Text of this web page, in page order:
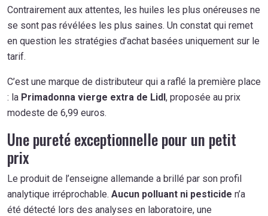
Contrairement aux attentes, les huiles les plus onéreuses ne
se sont pas révélées les plus saines. Un constat qui remet
en question les stratégies d’achat basées uniquement sur le
tarif.
C’est une marque de distributeur qui a raflé la première place
: la Primadonna vierge extra de Lidl, proposée au prix
modeste de 6,99 euros.
Une pureté exceptionnelle pour un petit
prix
Le produit de l’enseigne allemande a brillé par son profil
analytique irréprochable. Aucun polluant ni pesticide n’a
été détecté lors des analyses en laboratoire, une